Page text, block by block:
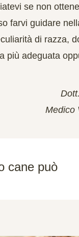
se non
farvi guidare
di razza,
più adeguata
Medico
cane può